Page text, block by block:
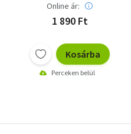
Online ár:
1 890 Ft
Kosárba
Perceken belül